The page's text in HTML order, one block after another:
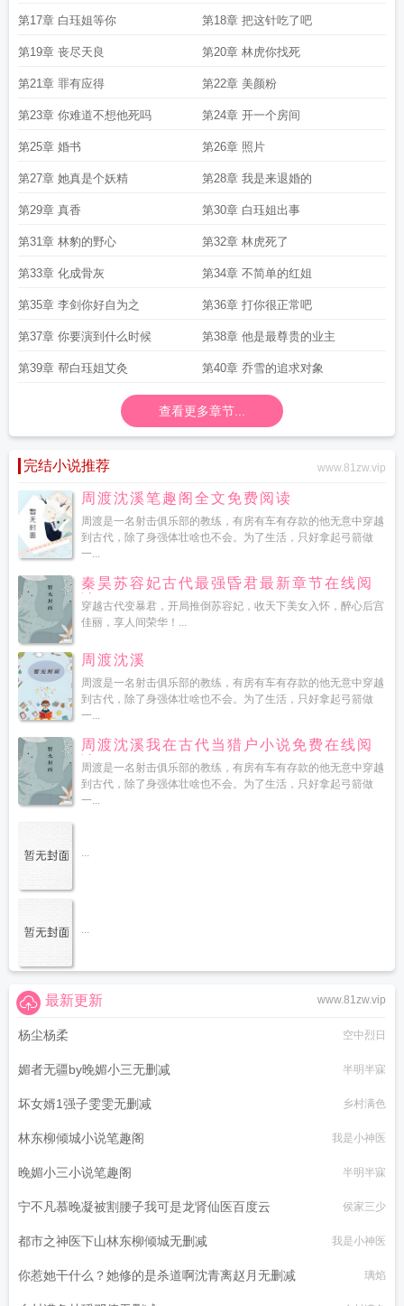
第17章 白珏姐等你 第18章 把这针吃了吧
第19章 丧尽天良 第20章 林虎你找死
第21章 罪有应得 第22章 美颜粉
第23章 你难道不想他死吗 第24章 开一个房间
第25章 婚书 第26章 照片
第27章 她真是个妖精 第28章 我是来退婚的
第29章 真香 第30章 白珏姐出事
第31章 林豹的野心 第32章 林虎死了
第33章 化成骨灰 第34章 不简单的红姐
第35章 李剑你好自为之 第36章 打你很正常吧
第37章 你要演到什么时候 第38章 他是最尊贵的业主
第39章 帮白珏姐艾灸 第40章 乔雪的追求对象
查看更多章节...
完结小说推荐 www.81zw.vip
周渡沈溪笔趣阁全文免费阅读
周渡是一名射击俱乐部的教练，有房有车有存款的他无意中穿越
到古代，除了身强体壮啥也不会。为了生活，只好拿起弓箭做
一...
秦昊苏容妃古代最强昏君最新章节在线阅
读
穿越古代变暴君，开局推倒苏容妃，收天下美女入怀，醉心后宫
佳丽，享人间荣华！...
周渡沈溪
周渡是一名射击俱乐部的教练，有房有车有存款的他无意中穿越
到古代，除了身强体壮啥也不会。为了生活，只好拿起弓箭做
一...
周渡沈溪我在古代当猎户小说免费在线阅
读
周渡是一名射击俱乐部的教练，有房有车有存款的他无意中穿越
到古代，除了身强体壮啥也不会。为了生活，只好拿起弓箭做
一...
...
...
www.81zw.vip
最新更新
杨尘杨柔 空中烈日
媚者无疆by晚媚小三无删减 半明半寐
坏女婿1强子雯雯无删减 乡村满色
林东柳倾城小说笔趣阁 我是小神医
晚媚小三小说笔趣阁 半明半寐
宁不凡慕晚凝被割腰子我可是龙肾仙医百度云 侯家三少
都市之神医下山林东柳倾城无删减 我是小神医
你惹她干什么？她修的是杀道啊沈青离赵月无删减 璃焰